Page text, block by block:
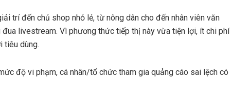
trí đến chủ shop nhỏ lẻ, từ nông dân cho đến nhân viên văn
livestream. Vì phương thức tiếp thị này vừa tiện lợi, ít chi phí
tiêu dùng.
độ vi phạm, cá nhân/tổ chức tham gia quảng cáo sai lệch có